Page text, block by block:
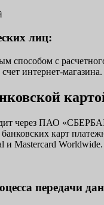
лиц:
способом с
интернет-магазина.
через ПАО
банковских карт
и Mastercard Worldwide.
передачи